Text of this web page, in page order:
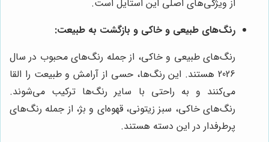
از ویژگی‌های اصلی این استایل است.
رنگ‌های طبیعی و خاکی و بازگشت به طبیعت:
رنگ‌های طبیعی و خاکی، از جمله رنگ‌های محبوب در سال
2026 هستند. این رنگ‌ها، حسی از آرامش و طبیعت را القا
می‌کنند و به راحتی با سایر رنگ‌ها ترکیب می‌شوند.
رنگ‌های خاکی، سبز زیتونی، قهوه‌ای و بژ، از جمله رنگ‌های
پرطرفدار در این دسته هستند.